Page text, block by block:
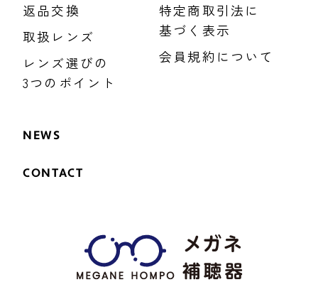
返品交換
取扱レンズ
レンズ選びの
3つのポイント
特定商取引法に
基づく表示
会員規約について
NEWS
CONTACT